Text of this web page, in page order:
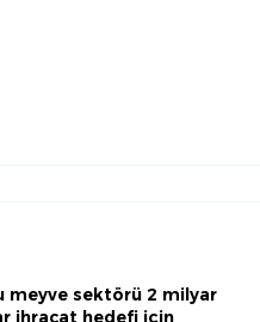
meyve sektörü 2 milyar
ihracat hedefi için